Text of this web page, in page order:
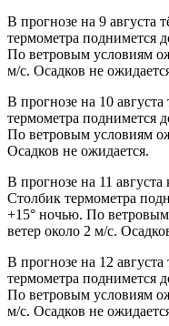
В прогнозе на 9 августа
термометра поднимется
По ветровым условиям
м/с. Осадков не
В прогнозе на 10
термометра поднимется
По ветровым условиям
Осадков не ожидается.
В прогнозе на 11
Столбик термометра
+15° ночью. По
ветер около 2 м/с.
В прогнозе на 12
термометра поднимется
По ветровым условиям
м/с. Осадков не